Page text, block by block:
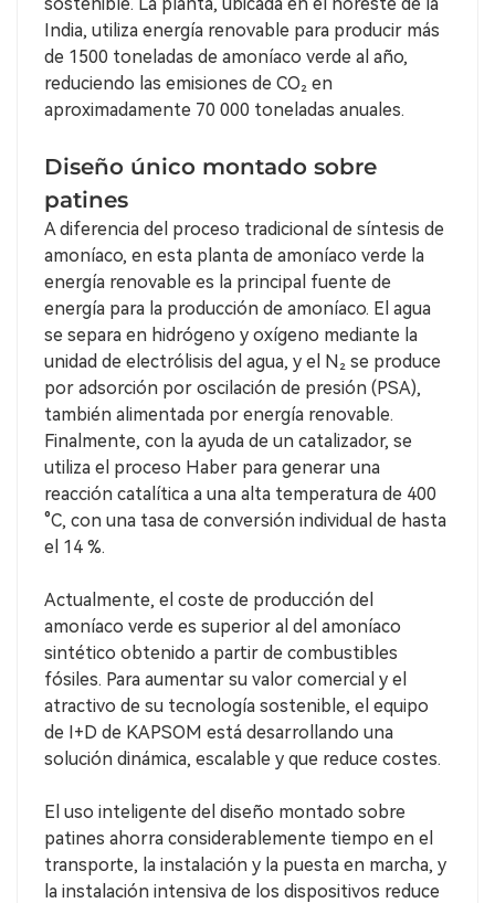
India, utiliza energía renovable para producir más
de 1500 toneladas de amoníaco verde al año,
reduciendo las emisiones de CO₂ en
aproximadamente 70 000 toneladas anuales.
Diseño único montado sobre
patines
A diferencia del proceso tradicional de síntesis de
amoníaco, en esta planta de amoníaco verde la
energía renovable es la principal fuente de
energía para la producción de amoníaco. El agua
se separa en hidrógeno y oxígeno mediante la
unidad de electrólisis del agua, y el N₂ se produce
por adsorción por oscilación de presión (PSA),
también alimentada por energía renovable.
Finalmente, con la ayuda de un catalizador, se
utiliza el proceso Haber para generar una
reacción catalítica a una alta temperatura de 400
°C, con una tasa de conversión individual de hasta
el 14 %.
Actualmente, el coste de producción del
amoníaco verde es superior al del amoníaco
sintético obtenido a partir de combustibles
fósiles. Para aumentar su valor comercial y el
atractivo de su tecnología sostenible, el equipo
de I+D de KAPSOM está desarrollando una
solución dinámica, escalable y que reduce costes.
El uso inteligente del diseño montado sobre
patines ahorra considerablemente tiempo en el
transporte, la instalación y la puesta en marcha, y
la instalación intensiva de los dispositivos reduce